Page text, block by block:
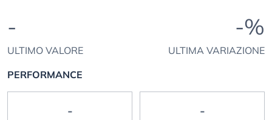
-
ULTIMO VALORE
-%
ULTIMA VARIAZIONE
PERFORMANCE
- -